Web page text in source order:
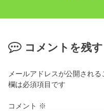
コメントを残す
メールアドレスが公開される
欄は必須項目です
コメント ※